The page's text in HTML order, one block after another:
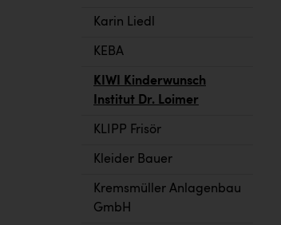
Karin Liedl
KEBA
KIWI Kinderwunsch
Institut Dr. Loimer
KLIPP Frisör
Kleider Bauer
Kremsmüller Anlagenbau
GmbH